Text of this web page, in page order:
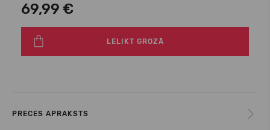
69,99 €
LELIKT GROZĀ
PRECES APRAKSTS